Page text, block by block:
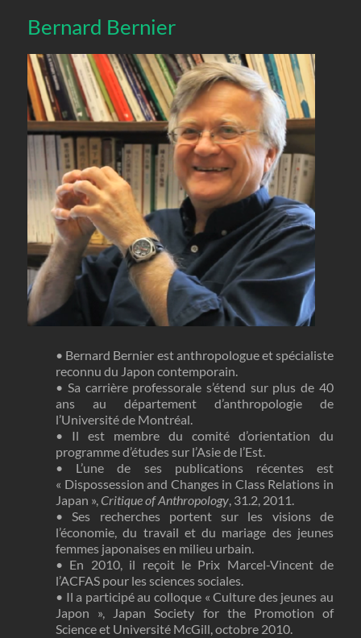
Bernard Bernier
• Bernard Bernier est anthropologue et spécialiste
reconnu du Japon contemporain.
• Sa carrière professorale s’étend sur plus de 40
ans au département d’anthropologie de
l’Université de Montréal.
• Il est membre du comité d’orientation du
programme d’études sur l’Asie de l’Est.
• L’une de ses publications récentes est
« Dispossession and Changes in Class Relations in
Japan », Critique of Anthropology, 31.2, 2011.
• Ses recherches portent sur les visions de
l’économie, du travail et du mariage des jeunes
femmes japonaises en milieu urbain.
• En 2010, il reçoit le Prix Marcel-Vincent de
l’ACFAS pour les sciences sociales.
• Il a participé au colloque « Culture des jeunes au
Japon », Japan Society for the Promotion of
Science et Université McGill, octobre 2010.